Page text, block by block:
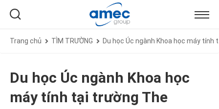
Trang chủ TÌM TRƯỜNG Du học Úc ngành Khoa học máy
Du học Úc ngành Khoa học
máy tính tại trường The